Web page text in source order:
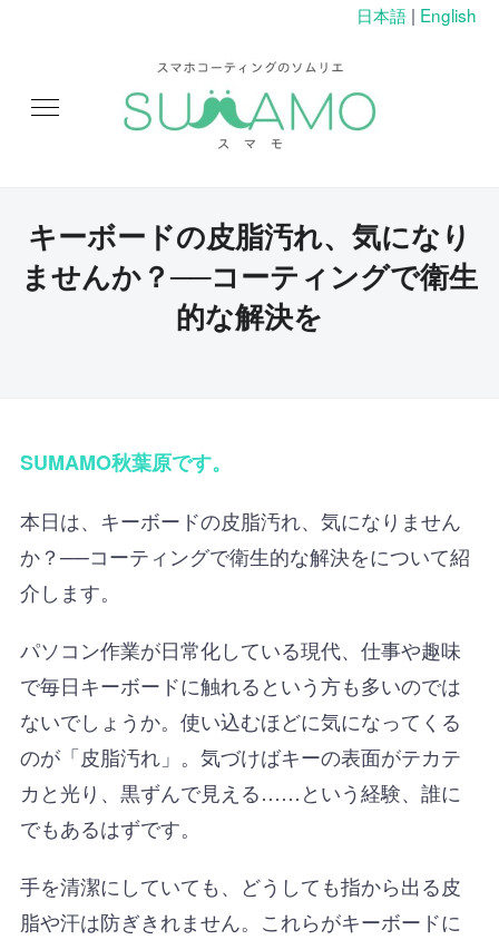
日本語 | English
キーボードの皮脂汚れ、気になり
ませんか？──コーティングで衛生
的な解決を
SUMAMO秋葉原です。
本日は、キーボードの皮脂汚れ、気になりません
か？──コーティングで衛生的な解決をについて紹
介します。
パソコン作業が日常化している現代、仕事や趣味
で毎日キーボードに触れるという方も多いのでは
ないでしょうか。使い込むほどに気になってくる
のが「皮脂汚れ」。気づけばキーの表面がテカテ
カと光り、黒ずんで見える……という経験、誰に
でもあるはずです。
手を清潔にしていても、どうしても指から出る皮
脂や汗は防ぎきれません。これらがキーボードに